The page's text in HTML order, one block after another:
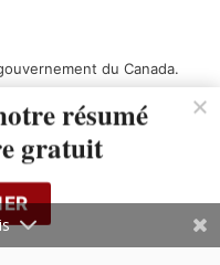
du Canada.
résumé
gratuit